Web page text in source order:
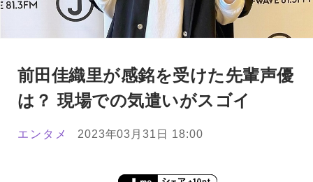
前田佳織里が感銘を受けた先輩声優
は？ 現場での気遣いがスゴイ
エンタメ 2023年03月31日 18:00